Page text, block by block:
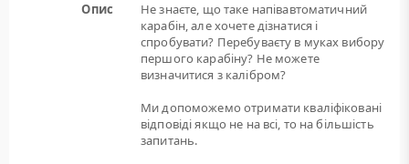
Опис
Не знаєте, що таке напівавтоматичний
карабін, але хочете дізнатися і
спробувати? Перебуваєту в муках вибору
першого карабіну? Не можете
визначитися з калібром?
Ми допоможемо отримати кваліфіковані
відповіді якщо не на всі, то на більшість
запитань.